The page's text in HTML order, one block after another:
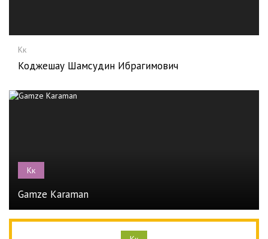
Кк
Коджешау Шамсудин Ибрагимович
Кк
Gamze Karaman